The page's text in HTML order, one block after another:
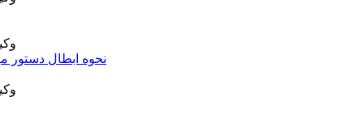
نحوه ابطال دستور